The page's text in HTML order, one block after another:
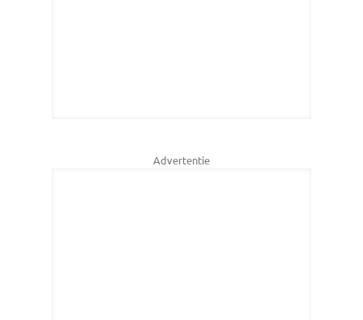
Advertentie